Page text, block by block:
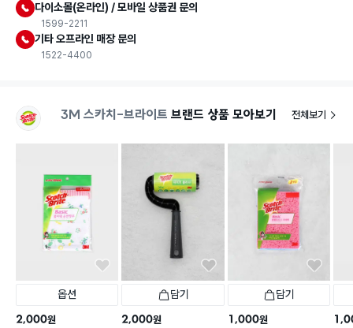
다이소몰(온라인) / 모바일 상품권 문의
1599-2211
기타 오프라인 매장 문의
1522-4400
3M 스카치-브라이트 브랜드 상품 모아보기 전체보기
옵션
2,000원
담기
2,000원
담기
1,000원